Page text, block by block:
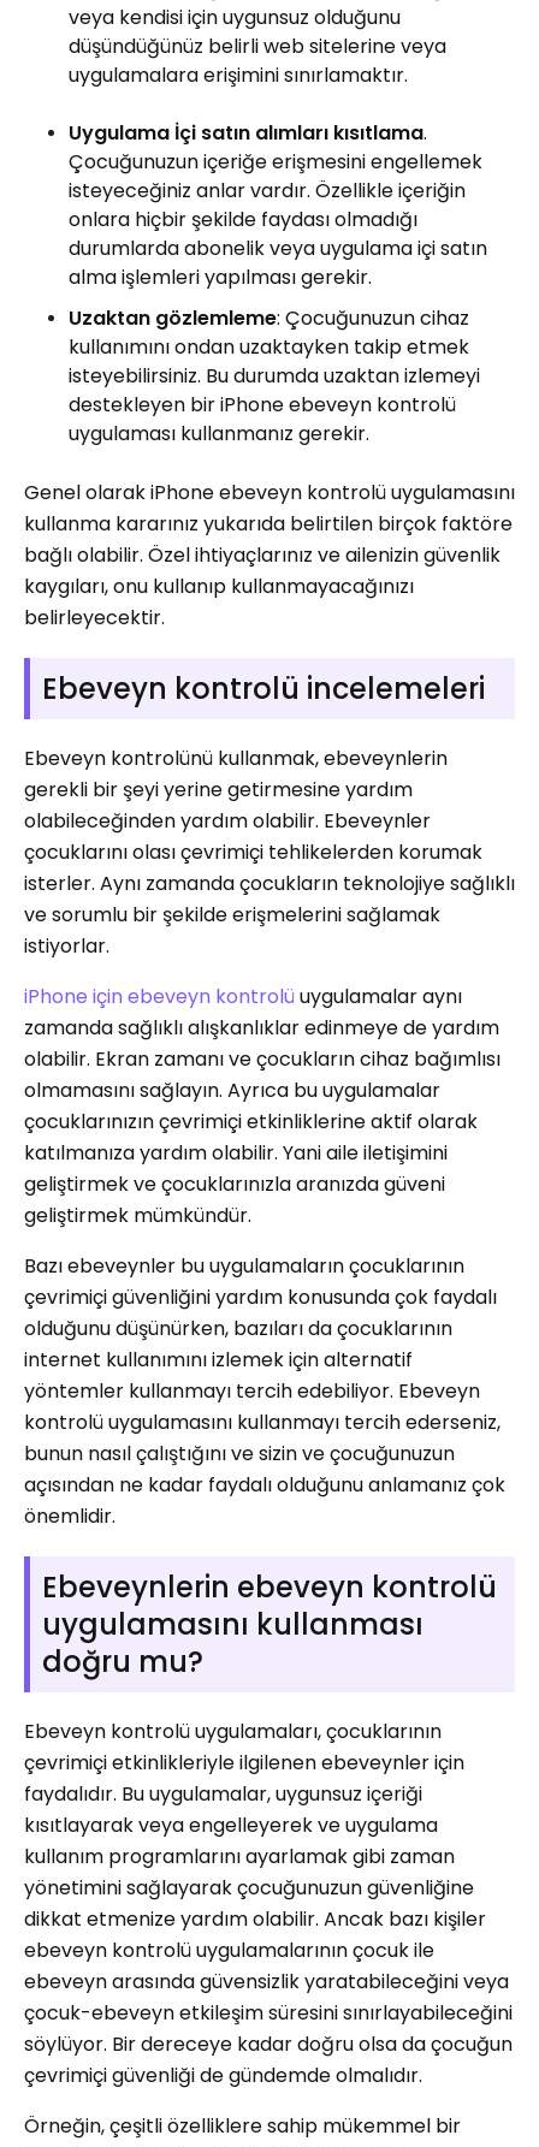
veya kendisi için uygunsuz olduğunu
düşündüğünüz belirli web sitelerine veya
uygulamalara erişimini sınırlamaktır.
Uygulama İçi satın alımları kısıtlama.
Çocuğunuzun içeriğe erişmesini engellemek
isteyeceğiniz anlar vardır. Özellikle içeriğin
onlara hiçbir şekilde faydası olmadığı
durumlarda abonelik veya uygulama içi satın
alma işlemleri yapılması gerekir.
Uzaktan gözlemleme: Çocuğunuzun cihaz
kullanımını ondan uzaktayken takip etmek
isteyebilirsiniz. Bu durumda uzaktan izlemeyi
destekleyen bir iPhone ebeveyn kontrolü
uygulaması kullanmanız gerekir.
Genel olarak iPhone ebeveyn kontrolü uygulamasını
kullanma kararınız yukarıda belirtilen birçok faktöre
bağlı olabilir. Özel ihtiyaçlarınız ve ailenizin güvenlik
kaygıları, onu kullanıp kullanmayacağınızı
belirleyecektir.
Ebeveyn kontrolü incelemeleri
Ebeveyn kontrolünü kullanmak, ebeveynlerin
gerekli bir şeyi yerine getirmesine yardım
olabileceğinden yardım olabilir. Ebeveynler
çocuklarını olası çevrimiçi tehlikelerden korumak
isterler. Aynı zamanda çocukların teknolojiye sağlıklı
ve sorumlu bir şekilde erişmelerini sağlamak
istiyorlar.
iPhone için ebeveyn kontrolü uygulamalar aynı
zamanda sağlıklı alışkanlıklar edinmeye de yardım
olabilir. Ekran zamanı ve çocukların cihaz bağımlısı
olmamasını sağlayın. Ayrıca bu uygulamalar
çocuklarınızın çevrimiçi etkinliklerine aktif olarak
katılmanıza yardım olabilir. Yani aile iletişimini
geliştirmek ve çocuklarınızla aranızda güveni
geliştirmek mümkündür.
Bazı ebeveynler bu uygulamaların çocuklarının
çevrimiçi güvenliğini yardım konusunda çok faydalı
olduğunu düşünürken, bazıları da çocuklarının
internet kullanımını izlemek için alternatif
yöntemler kullanmayı tercih edebiliyor. Ebeveyn
kontrolü uygulamasını kullanmayı tercih ederseniz,
bunun nasıl çalıştığını ve sizin ve çocuğunuzun
açısından ne kadar faydalı olduğunu anlamanız çok
önemlidir.
Ebeveynlerin ebeveyn kontrolü
uygulamasını kullanması
doğru mu?
Ebeveyn kontrolü uygulamaları, çocuklarının
çevrimiçi etkinlikleriyle ilgilenen ebeveynler için
faydalıdır. Bu uygulamalar, uygunsuz içeriği
kısıtlayarak veya engelleyerek ve uygulama
kullanım programlarını ayarlamak gibi zaman
yönetimini sağlayarak çocuğunuzun güvenliğine
dikkat etmenize yardım olabilir. Ancak bazı kişiler
ebeveyn kontrolü uygulamalarının çocuk ile
ebeveyn arasında güvensizlik yaratabileceğini veya
çocuk-ebeveyn etkileşim süresini sınırlayabileceğini
söylüyor. Bir dereceye kadar doğru olsa da çocuğun
çevrimiçi güvenliği de gündemde olmalıdır.
Örneğin, çeşitli özelliklere sahip mükemmel bir